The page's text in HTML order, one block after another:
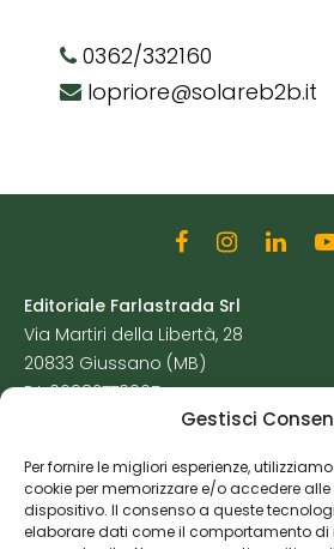
Gestisci
Per fornire le migliori esperienze,
cookie per memorizzare e/o accedere
dispositivo. Il consenso a queste
elaborare dati come il comportamento di
0362/332160
lopriore@solareb2b.it
Editoriale Farlastrada Srl
Via Martiri della Libertà, 28
20833 Giussano (MB)
P.I. 06982770965
Cookie Policy
Risorse Aggiuntive